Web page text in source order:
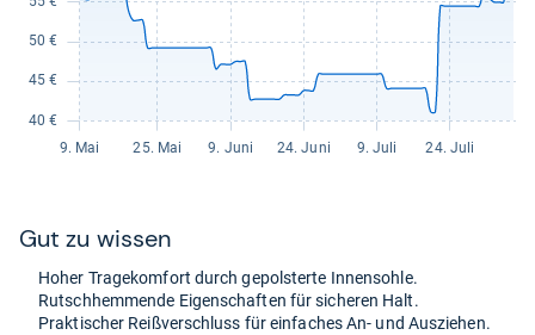
Gut zu wis­sen
Hoher Tra­ge­kom­fort durch gepols­terte Innen­sohle.
Rutsch­hem­mende Eigen­schaf­ten für siche­ren Halt.
Prak­ti­scher Reiß­ver­schluss für ein­fa­ches An-​ und Aus­zie­hen.